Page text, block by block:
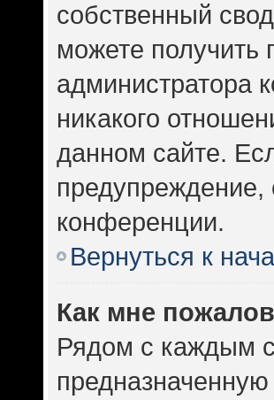
собственный
можете получить
администратора
никакого
данном сайте.
предупреждение,
конференции.
Вернуться к
Как мне
Рядом с каждым